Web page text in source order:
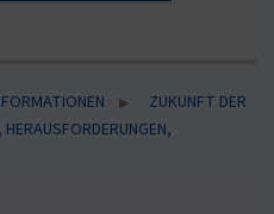
▶
ZUKUNFT DER